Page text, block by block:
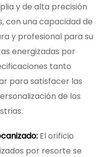
y de alta precisión
con una capacidad de
y profesional para su
energizadas por
tanto
para satisfacer las
de los
El orificio
por resorte se